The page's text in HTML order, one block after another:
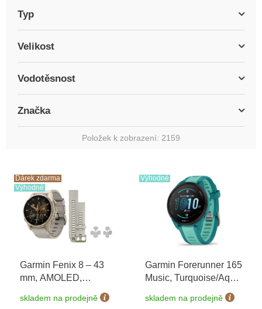
Typ
Velikost
Vodotěsnost
Značka
Položek k zobrazení: 2159
Dárek zdarma
Výhodné
Garmin Fenix 8 – 43
mm, AMOLED,
Sapphire, Soft Gold /
Limestone 010-02903-
skladem na prodejně
Výhodné
Garmin Forerunner 165
Music, Turquoise/Aqua
možnost výměny do 90
skladem na prodejně